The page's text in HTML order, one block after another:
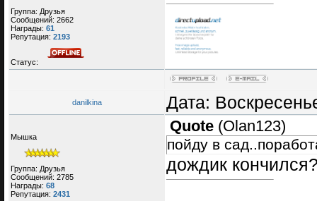
Группа: Друзья
Сообщений: 2662
Награды: 61
Репутация: 2193
Статус:
danilkina Дата:
Мышка
Группа: Друзья
Сообщений: 2785
Награды: 68
Репутация: 2431
Quote (Olan123)
пойду в
дождик